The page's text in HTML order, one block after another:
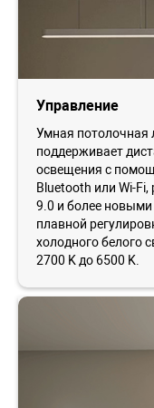
Управление
Умная потолочная
поддерживает
освещения с
Bluetooth или Wi-
9.0 и более
плавной
холодного белого
2700 K до 6500 K.